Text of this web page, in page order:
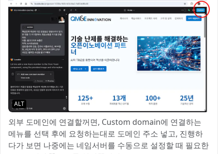
ALT
외부 도메인에 연결할꺼면, Custom domain에 연결하는
메뉴를 선택 후에 요청하는대로 도메인 주소 넣고, 진행하
다가 보면 나중에는 네임서버를 수동으로 설정할 때 필요한